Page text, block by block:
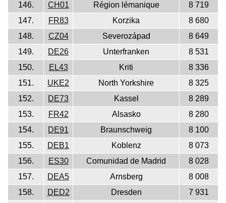
146.
CH01 Région lémanique
8 719
147.
FR83 Korzika
8 680
148.
CZ04 Severozápad
8 649
149.
DE26 Unterfranken
8 531
150.
EL43 Kriti
8 336
151.
UKE2 North Yorkshire
8 325
152.
DE73 Kassel
8 289
153.
FR42 Alsasko
8 280
154.
DE91 Braunschweig
8 100
155.
DEB1 Koblenz
8 073
156.
ES30 Comunidad de Madrid
8 028
157.
DEA5 Arnsberg
8 008
158.
DED2 Dresden
7 931